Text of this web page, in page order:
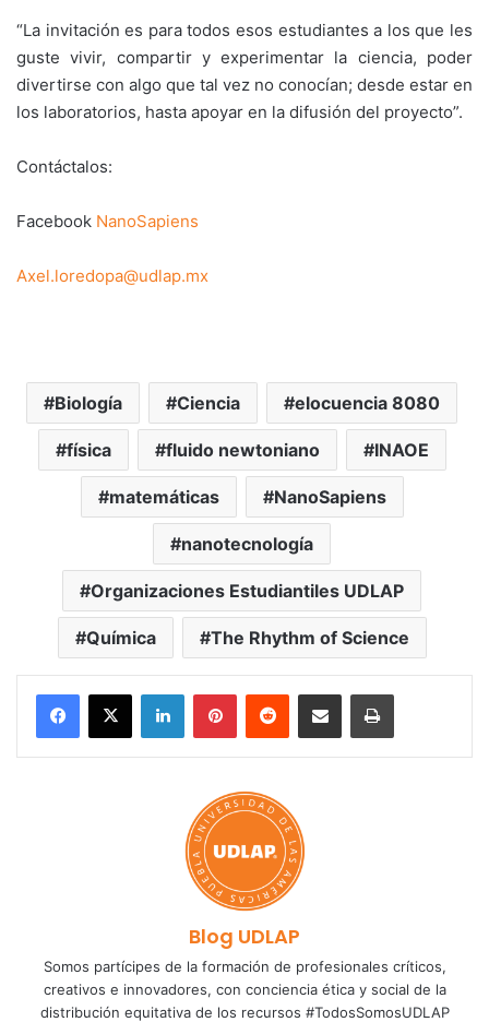
“La invitación es para todos esos estudiantes a los que les
guste vivir, compartir y experimentar la ciencia, poder
divertirse con algo que tal vez no conocían; desde estar en
los laboratorios, hasta apoyar en la difusión del proyecto”.
Contáctalos:
Facebook NanoSapiens
Axel.loredopa@udlap.mx
Biología Ciencia elocuencia 8080
física fluido newtoniano INAOE
matemáticas NanoSapiens
nanotecnología
Organizaciones Estudiantiles UDLAP
Química The Rhythm of Science
LinkedInPinterestReddit Share via Email Print
Blog UDLAP
Somos partícipes de la formación de profesionales críticos,
creativos e innovadores, con conciencia ética y social de la
distribución equitativa de los recursos #TodosSomosUDLAP